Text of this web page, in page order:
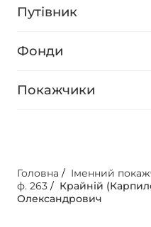
Путівник
Фонди
Покажчики
Головна / Іменний
ф. 263 / Крайній
Олександрович